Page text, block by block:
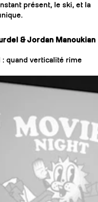
présent, le ski, et la
& Jordan Manoukian
: quand verticalité rime